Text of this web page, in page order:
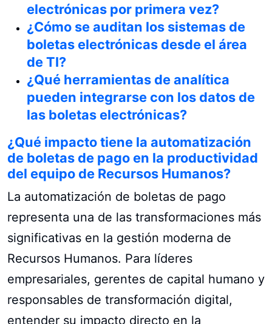
electrónicas por primera vez?
¿Cómo se auditan los sistemas de
boletas electrónicas desde el área
de TI?
¿Qué herramientas de analítica
pueden integrarse con los datos de
las boletas electrónicas?
¿Qué impacto tiene la automatización
de boletas de pago en la productividad
del equipo de Recursos Humanos?
La automatización de boletas de pago
representa una de las transformaciones más
significativas en la gestión moderna de
Recursos Humanos. Para líderes
empresariales, gerentes de capital humano y
responsables de transformación digital,
entender su impacto directo en la